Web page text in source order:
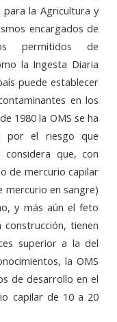
para la Agricultura y
encargados de
permitidos de
la Ingesta Diaria
puede establecer
en los
1980 la OMS se ha
por el riesgo que
que, con
de mercurio capilar
mercurio en sangre)
y más aún el feto
tienen
superior a la del
la OMS
de desarrollo en el
capilar de 10 a 20